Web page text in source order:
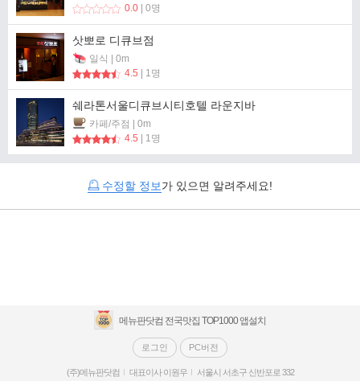
0.0 | 0명
삿뽀로 디큐브점
일식 | 0m
4.5 | 1명
쉐라톤서울디큐브시티호텔 라운지바
카페/주점 | 0m
4.5 | 1명
수정할 정보가 있으면 알려주세요!
메뉴판닷컴 전국맛집 TOP1000 앱설치
로그인 PC버전
(주)메뉴판닷컴 대표이사 이원우
서울시 서초구 신반포로 332